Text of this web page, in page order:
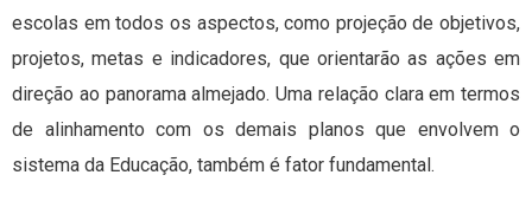
escolas em todos os aspectos, como projeção de objetivos,
projetos, metas e indicadores, que orientarão as ações em
direção ao panorama almejado. Uma relação clara em termos
de alinhamento com os demais planos que envolvem o
sistema da Educação, também é fator fundamental.